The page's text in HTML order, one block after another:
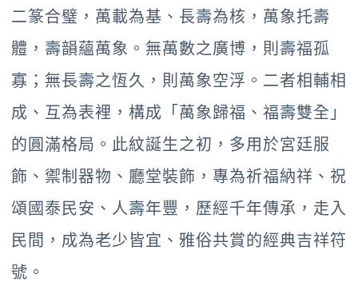
二篆合璧，萬載為基、長壽為核，萬象托壽
體，壽韻蘊萬象。無萬數之廣博，則壽福孤
寡；無長壽之恆久，則萬象空浮。二者相輔相
成、互為表裡，構成「萬象歸福、福壽雙全」
的圓滿格局。此紋誕生之初，多用於宮廷服
飾、禦制器物、廳堂裝飾，專為祈福納祥、祝
頌國泰民安、人壽年豐，歷經千年傳承，走入
民間，成為老少皆宜、雅俗共賞的經典吉祥符
號。